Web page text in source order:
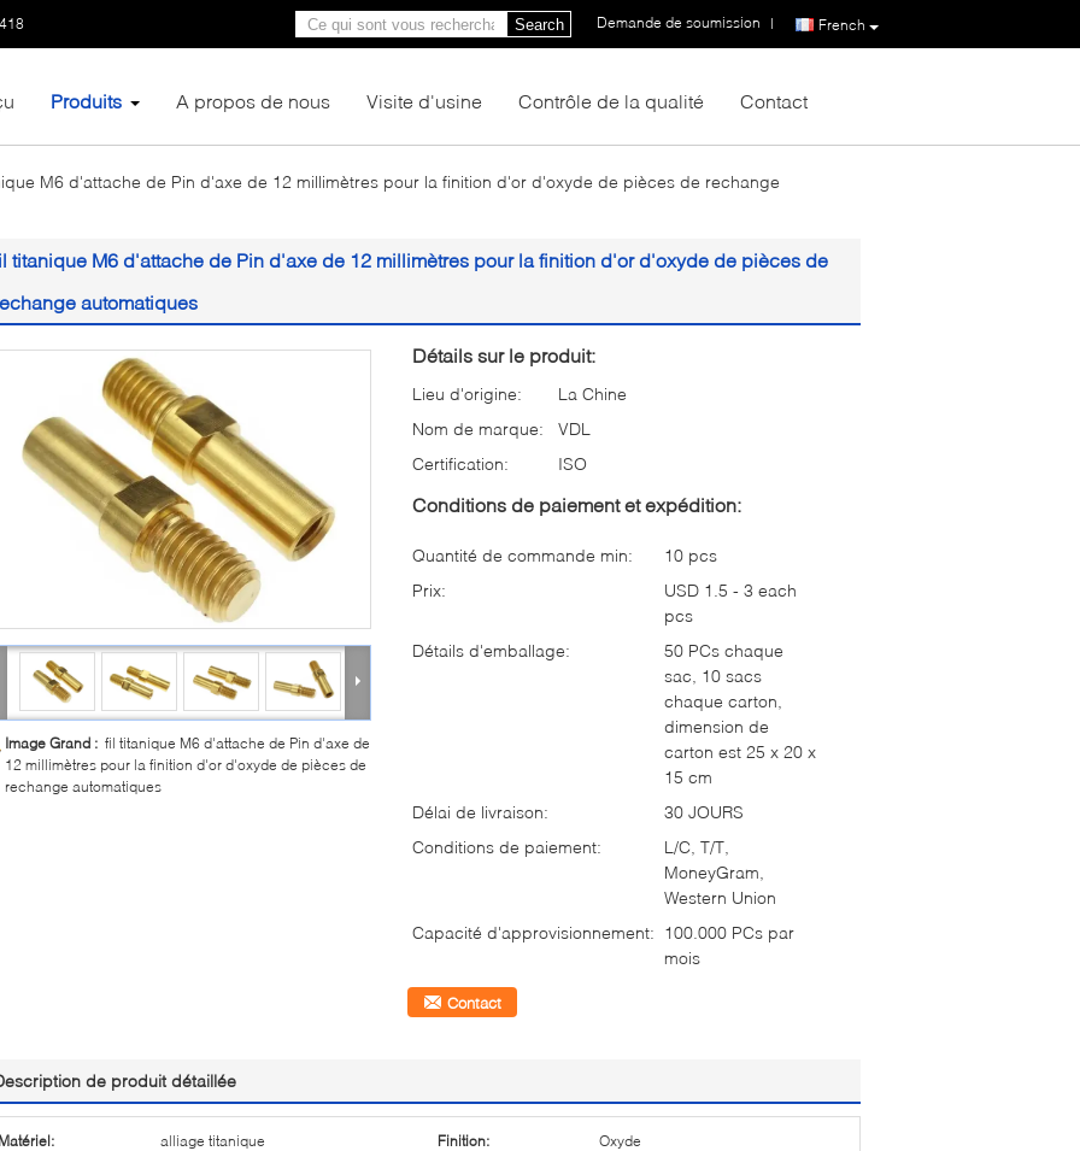
French
Demande de soumission |
Search
Produits A propos de nous Visite d'usine Contrôle de la qualité Contact
M6 d'attache de Pin d'axe de 12 millimètres pour la finition d'or d'oxyde de pièces de rechange
titanique M6 d'attache de Pin d'axe de 12 millimètres pour la finition d'or d'oxyde de pièces de
automatiques
Image Grand : fil titanique M6 d'attache de Pin d'axe de
12 millimètres pour la finition d'or d'oxyde de pièces de
rechange automatiques
Détails sur le produit:
Lieu d'origine:
La Chine
Nom de marque:
VDL
Certification:
ISO
Conditions de paiement et expédition:
Quantité de commande min:
10 pcs
Prix:
USD 1.5 - 3 each
pcs
Détails d'emballage:
50 PCs chaque
sac, 10 sacs
chaque carton,
dimension de
carton est 25 x 20 x
15 cm
Délai de livraison:
30 JOURS
Conditions de paiement:
L/C, T/T,
MoneyGram,
Western Union
Capacité d'approvisionnement: 100.000 PCs par
mois
Contact
de produit détaillée
Matériel: alliage titanique Finition: Oxyde